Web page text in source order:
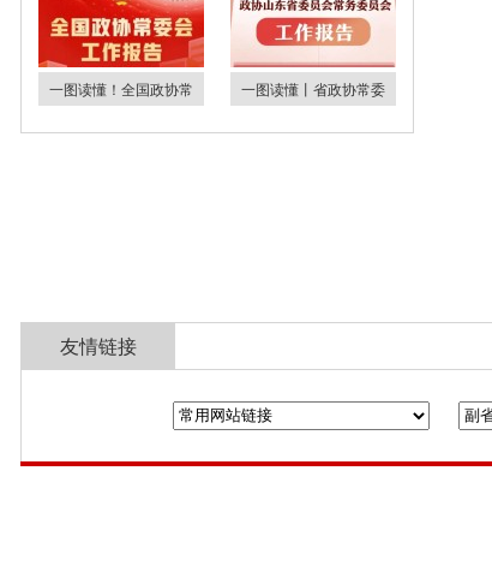
一图读懂！全国政协常 一图读懂丨省政协常委
友情链接